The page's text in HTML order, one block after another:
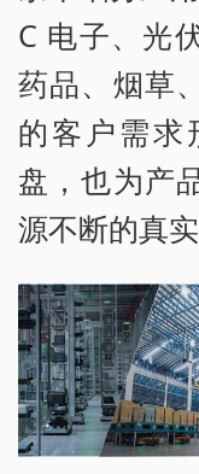
C 电子、光
药品、烟草
的客户需求
盘，也为产
源不断的真实